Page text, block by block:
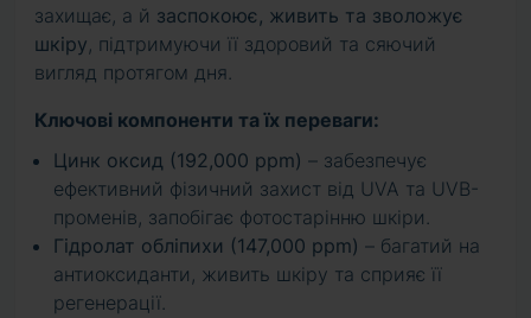
захищає, а й заспокоює, живить та зволожує
шкіру, підтримуючи її здоровий та сяючий
вигляд протягом дня.
Ключові компоненти та їх переваги:
Цинк оксид (192,000 ppm) – забезпечує
ефективний фізичний захист від UVA та UVB-
променів, запобігає фотостарінню шкіри.
Гідролат обліпихи (147,000 ppm) – багатий на
антиоксиданти, живить шкіру та сприяє її
регенерації.